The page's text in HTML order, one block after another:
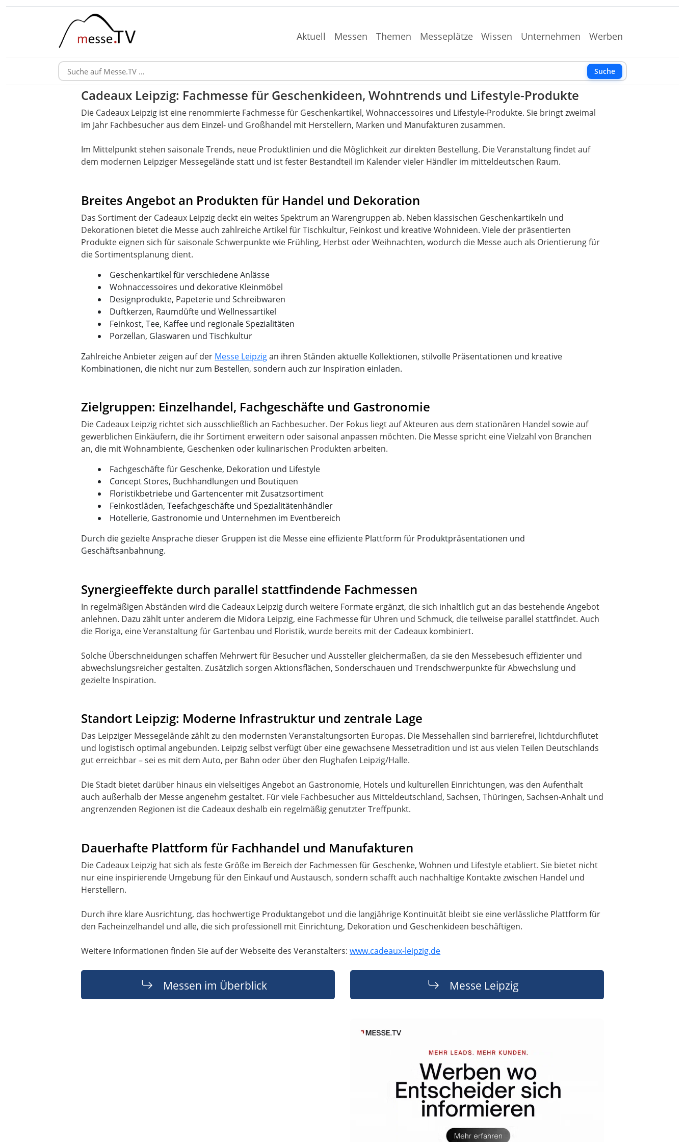
Aktuell Messen Themen Messeplätze Wissen Unternehmen Werben
Suche
Cadeaux Leipzig: Fachmesse für Geschenkideen, Wohntrends und Lifestyle-Produkte
Die Cadeaux Leipzig ist eine renommierte Fachmesse für Geschenkartikel, Wohnaccessoires und Lifestyle-Produkte. Sie bringt zweimal
im Jahr Fachbesucher aus dem Einzel- und Großhandel mit Herstellern, Marken und Manufakturen zusammen.
Im Mittelpunkt stehen saisonale Trends, neue Produktlinien und die Möglichkeit zur direkten Bestellung. Die Veranstaltung findet auf
dem modernen Leipziger Messegelände statt und ist fester Bestandteil im Kalender vieler Händler im mitteldeutschen Raum.
Breites Angebot an Produkten für Handel und Dekoration
Das Sortiment der Cadeaux Leipzig deckt ein weites Spektrum an Warengruppen ab. Neben klassischen Geschenkartikeln und
Dekorationen bietet die Messe auch zahlreiche Artikel für Tischkultur, Feinkost und kreative Wohnideen. Viele der präsentierten
Produkte eignen sich für saisonale Schwerpunkte wie Frühling, Herbst oder Weihnachten, wodurch die Messe auch als Orientierung für
Geschenkartikel für verschiedene Anlässe
Wohnaccessoires und dekorative Kleinmöbel
Designprodukte, Papeterie und Schreibwaren
Duftkerzen, Raumdüfte und Wellnessartikel
Feinkost, Tee, Kaffee und regionale Spezialitäten
Porzellan, Glaswaren und Tischkultur
Zahlreiche Anbieter zeigen auf der Messe Leipzigan ihren Ständen aktuelle Kollektionen, stilvolle Präsentationen und kreative
Kombinationen, die nicht nur zum Bestellen, sondern auch zur Inspiration einladen.
Zielgruppen: Einzelhandel, Fachgeschäfte und Gastronomie
Die Cadeaux Leipzig richtet sich ausschließlich an Fachbesucher. Der Fokus liegt auf Akteuren aus dem stationären Handel sowie auf
gewerblichen Einkäufern, die ihr Sortiment erweitern oder saisonal anpassen möchten. Die Messe spricht eine Vielzahl von Branchen
Fachgeschäfte für Geschenke, Dekoration und Lifestyle
Concept Stores, Buchhandlungen und Boutiquen
Floristikbetriebe und Gartencenter mit Zusatzsortiment
Feinkostläden, Teefachgeschäfte und Spezialitätenhändler
Hotellerie, Gastronomie und Unternehmen im Eventbereich
Durch die gezielte Ansprache dieser Gruppen ist die Messe eine effiziente Plattform für Produktpräsentationen und
Geschäftsanbahnung.
Synergieeffekte durch parallel stattfindende Fachmessen
In regelmäßigen Abständen wird die Cadeaux Leipzig durch weitere Formate ergänzt, die sich inhaltlich gut an das bestehende Angebot
anlehnen. Dazu zählt unter anderem die Midora Leipzig, eine Fachmesse für Uhren und Schmuck, die teilweise parallel stattfindet. Auch
die Floriga, eine Veranstaltung für Gartenbau und Floristik, wurde bereits mit der Cadeaux kombiniert.
Solche Überschneidungen schaffen Mehrwert für Besucher und Aussteller gleichermaßen, da sie den Messebesuch effizienter und
abwechslungsreicher gestalten. Zusätzlich sorgen Aktionsflächen, Sonderschauen und Trendschwerpunkte für Abwechslung und
gezielte Inspiration.
Standort Leipzig: Moderne Infrastruktur und zentrale Lage
Das Leipziger Messegelände zählt zu den modernsten Veranstaltungsorten Europas. Die Messehallen sind barrierefrei, lichtdurchflutet
und logistisch optimal angebunden. Leipzig selbst verfügt über eine gewachsene Messetradition und ist aus vielen Teilen Deutschlands
gut erreichbar – sei es mit dem Auto, per Bahn oder über den Flughafen Leipzig/Halle.
Die Stadt bietet darüber hinaus ein vielseitiges Angebot an Gastronomie, Hotels und kulturellen Einrichtungen, was den Aufenthalt
auch außerhalb der Messe angenehm gestaltet. Für viele Fachbesucher aus Mitteldeutschland, Sachsen, Thüringen, Sachsen-Anhalt und
angrenzenden Regionen ist die Cadeaux deshalb ein regelmäßig genutzter Treffpunkt.
Dauerhafte Plattform für Fachhandel und Manufakturen
Die Cadeaux Leipzig hat sich als feste Größe im Bereich der Fachmessen für Geschenke, Wohnen und Lifestyle etabliert. Sie bietet nicht
nur eine inspirierende Umgebung für den Einkauf und Austausch, sondern schafft auch nachhaltige Kontakte zwischen Handel und
Herstellern.
Durch ihre klare Ausrichtung, das hochwertige Produktangebot und die langjährige Kontinuität bleibt sie eine verlässliche Plattform für
den Facheinzelhandel und alle, die sich professionell mit Einrichtung, Dekoration und Geschenkideen beschäftigen.
Weitere Informationen finden Sie auf der Webseite des Veranstalters:www.cadeaux-leipzig.de
Messen im Überblick Messe Leipzig